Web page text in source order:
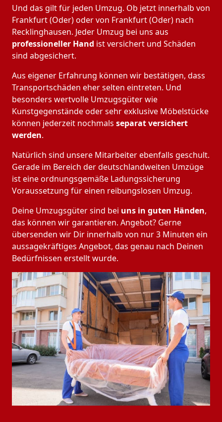
Und das gilt für jeden Umzug. Ob jetzt innerhalb von
Frankfurt (Oder) oder von Frankfurt (Oder) nach
Recklinghausen. Jeder Umzug bei uns aus
professioneller Hand ist versichert und Schäden
sind abgesichert.
Aus eigener Erfahrung können wir bestätigen, dass
Transportschäden eher selten eintreten. Und
besonders wertvolle Umzugsgüter wie
Kunstgegenstände oder sehr exklusive Möbelstücke
können jederzeit nochmals separat versichert
werden.
Natürlich sind unsere Mitarbeiter ebenfalls geschult.
Gerade im Bereich der deutschlandweiten Umzüge
ist eine ordnungsgemäße Ladungssicherung
Voraussetzung für einen reibungslosen Umzug.
Deine Umzugsgüter sind bei uns in guten Händen,
das können wir garantieren. Angebot? Gerne
übersenden wir Dir innerhalb von nur 3 Minuten ein
aussagekräftiges Angebot, das genau nach Deinen
Bedürfnissen erstellt wurde.